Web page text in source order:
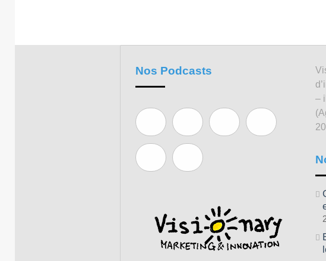
Nos Podcasts
–